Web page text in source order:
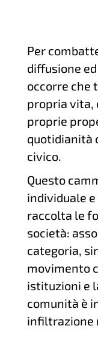
Per
diffusione
occorre che
propria vita,
proprie
quotidianità
civico.
Questo
individuale
raccolta le
società:
categoria,
movimento
istituzioni e
comunità è
infiltrazione